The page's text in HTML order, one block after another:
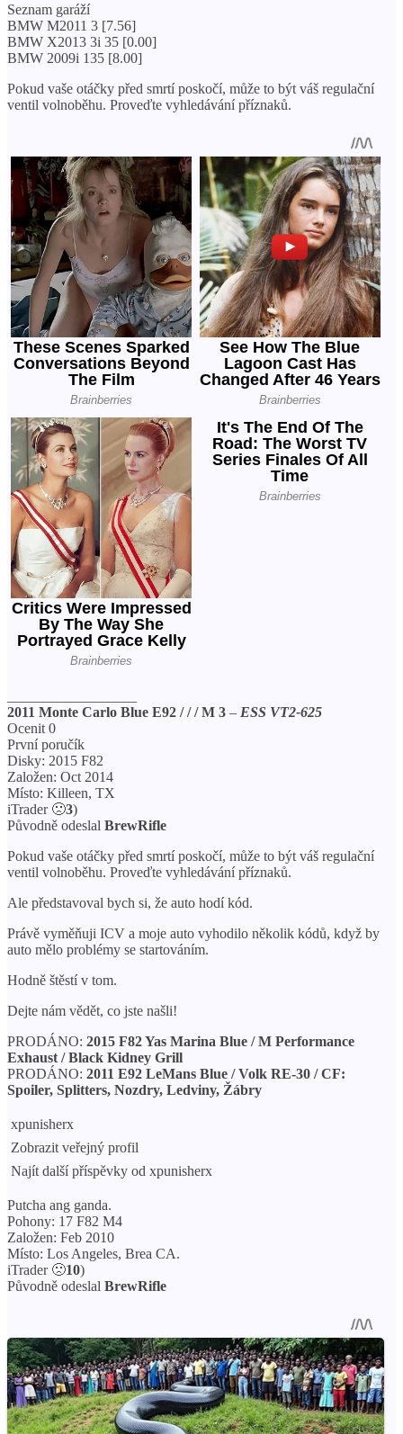
Seznam garáží
BMW M2011 3 [7.56]
BMW X2013 3i 35 [0.00]
BMW 2009i 135 [8.00]
Pokud vaše otáčky před smrtí poskočí, může to být váš regulační
ventil volnoběhu. Proveďte vyhledávání příznaků.
2011 Monte Carlo Blue E92 / / / M 3 – ESS VT2-625
Ocenit 0
První poručík
Disky: 2015 F82
Založen: Oct 2014
Místo: Killeen, TX
iTrader 🙁3)
Původně odeslal BrewRifle
Pokud vaše otáčky před smrtí poskočí, může to být váš regulační
ventil volnoběhu. Proveďte vyhledávání příznaků.
Ale představoval bych si, že auto hodí kód.
Právě vyměňuji ICV a moje auto vyhodilo několik kódů, když by
auto mělo problémy se startováním.
Hodně štěstí v tom.
Dejte nám vědět, co jste našli!
PRODÁNO: 2015 F82 Yas Marina Blue / M Performance
Exhaust / Black Kidney Grill
PRODÁNO: 2011 E92 LeMans Blue / Volk RE-30 / CF:
Spoiler, Splitters, Nozdry, Ledviny, Žábry
xpunisherx
Zobrazit veřejný profil
Najít další příspěvky od xpunisherx
Putcha ang ganda.
Pohony: 17 F82 M4
Založen: Feb 2010
Místo: Los Angeles, Brea CA.
iTrader 🙁10)
Původně odeslal BrewRifle